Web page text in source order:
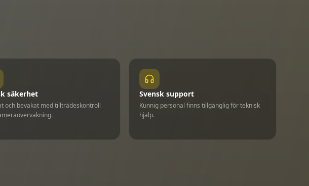
säkerhet
och bevakat med tillträdeskontroll
Svensk support
Kunnig personal finns tillgänglig för teknisk
hjälp.